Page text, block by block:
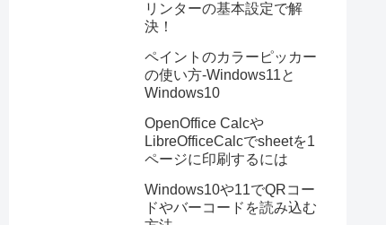
リンターの基本設定で解
決！
ペイントのカラーピッカー
の使い方-Windows11と
Windows10
OpenOffice Calcや
LibreOfficeCalcでsheetを1
ページに印刷するには
Windows10や11でQRコー
ドやバーコードを読み込む